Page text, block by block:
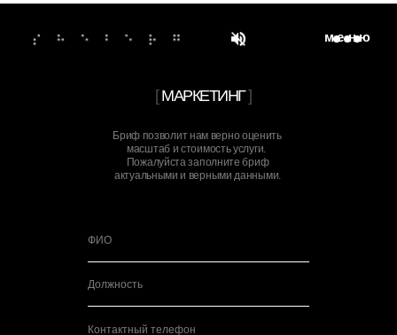
[МАРКЕТИНГ]
Бриф позволит нам верно оценить
масштаб и стоимость услуги.
Пожалуйста заполните бриф
актуальными и верными данными.